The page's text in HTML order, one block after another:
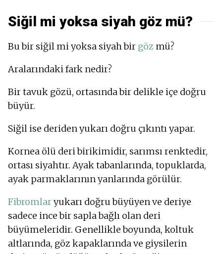
Siğil mi yoksa siyah göz mü?
Bu bir siğil mi yoksa siyah bir göz mü?
Aralarındaki fark nedir?
Bir tavuk gözü, ortasında bir delikle içe doğru
büyür.
Siğil ise deriden yukarı doğru çıkıntı yapar.
Kornea ölü deri birikimidir, sarımsı renktedir,
ortası siyahtır. Ayak tabanlarında, topuklarda,
ayak parmaklarının yanlarında görülür.
Fibromlaryukarı doğru büyüyen ve deriye
sadece ince bir sapla bağlı olan deri
büyümeleridir. Genellikle boyunda, koltuk
altlarında, göz kapaklarında ve giysilerin